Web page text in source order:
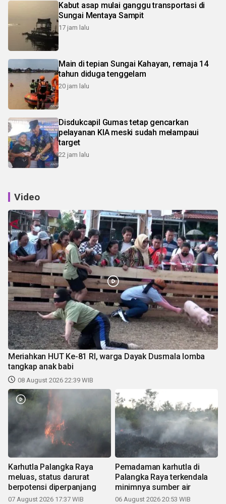
Kabut asap mulai ganggu transportasi di
Sungai Mentaya Sampit
17 jam lalu
Main di tepian Sungai Kahayan, remaja 14
tahun diduga tenggelam
20 jam lalu
Disdukcapil Gumas tetap gencarkan
pelayanan KIA meski sudah melampaui
target
22 jam lalu
Video
Meriahkan HUT Ke-81 RI, warga Dayak Dusmala lomba
tangkap anak babi
08 August 2026 22:39 WIB
Karhutla Palangka Raya
meluas, status darurat
berpotensi diperpanjang
07 August 2026 17:37 WIB
Pemadaman karhutla di
Palangka Raya terkendala
minimnya sumber air
06 August 2026 20:53 WIB